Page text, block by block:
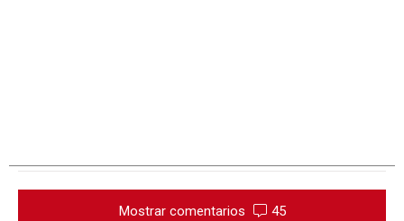
Mostrar comentarios 45